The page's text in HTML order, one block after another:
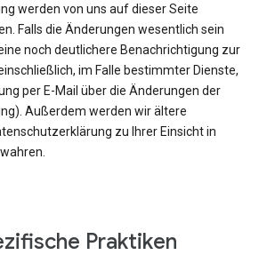
werden von uns auf dieser Seite
Falls die Änderungen wesentlich sein
noch deutlichere Benachrichtigung zur
im Falle bestimmter Dienste,
per E-Mail über die Änderungen der
Außerdem werden wir ältere
zu Ihrer Einsicht in
Praktiken